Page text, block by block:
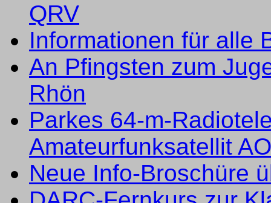
QRV
Informationen für alle
An Pfingsten zum
Rhön
Parkes 64-m-
Amateurfunksatellit
Neue Info-Broschüre